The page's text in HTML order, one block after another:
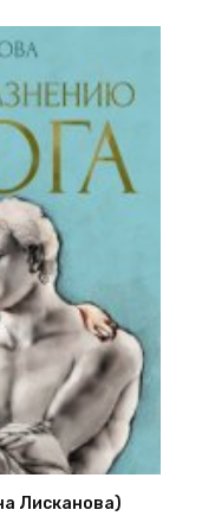
Лисканова)